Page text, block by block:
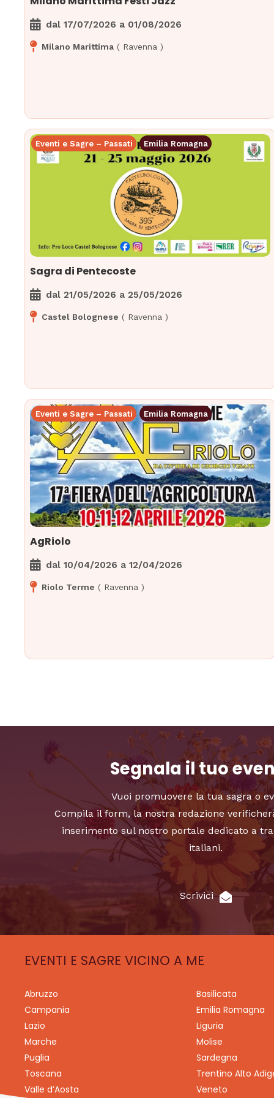
dal17/07/2026 a 01/08/2026
Milano Marittima ( Ravenna )
Eventi e Sagre – Passati Emilia Romagna
Sagra di Pentecoste
dal21/05/2026 a 25/05/2026
Castel Bolognese ( Ravenna )
Eventi e Sagre – Passati Emilia Romagna
AgRiolo
dal10/04/2026 a 12/04/2026
Riolo Terme ( Ravenna )
Segnala il tuo
Vuoi promuovere la tua sagra o
Compila il form, la nostra redazione
inserimento sul nostro portale dedicato a
italiani.
Scrivici
EVENTI E SAGRE VICINO A ME
Abruzzo
Basilicata
Campania
Emilia Romagna
Lazio
Liguria
Marche
Molise
Puglia
Sardegna
Toscana
Trentino Alto
Valle d’Aosta
Veneto